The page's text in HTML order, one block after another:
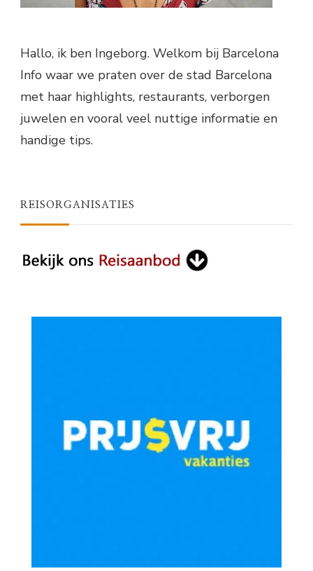
Hallo, ik ben Ingeborg. Welkom bij Barcelona
Info waar we praten over de stad Barcelona
met haar highlights, restaurants, verborgen
juwelen en vooral veel nuttige informatie en
handige tips.
REISORGANISATIES